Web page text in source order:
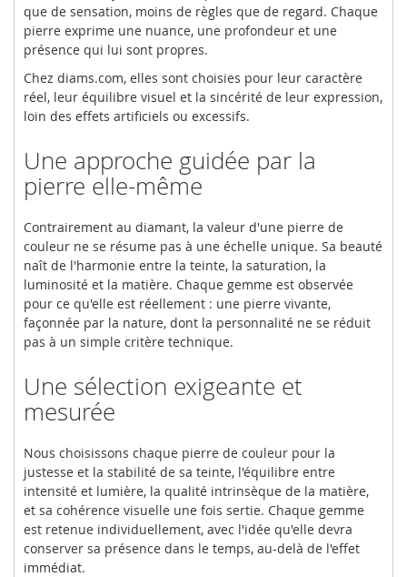
que de sensation, moins de règles que de regard. Chaque
pierre exprime une nuance, une profondeur et une
présence qui lui sont propres.
Chez diams.com, elles sont choisies pour leur caractère
réel, leur équilibre visuel et la sincérité de leur expression,
loin des effets artificiels ou excessifs.
Une approche guidée par la
pierre elle-même
Contrairement au diamant, la valeur d'une pierre de
couleur ne se résume pas à une échelle unique. Sa beauté
naît de l'harmonie entre la teinte, la saturation, la
luminosité et la matière. Chaque gemme est observée
pour ce qu'elle est réellement : une pierre vivante,
façonnée par la nature, dont la personnalité ne se réduit
pas à un simple critère technique.
Une sélection exigeante et
mesurée
Nous choisissons chaque pierre de couleur pour la
justesse et la stabilité de sa teinte, l'équilibre entre
intensité et lumière, la qualité intrinsèque de la matière,
et sa cohérence visuelle une fois sertie. Chaque gemme
est retenue individuellement, avec l'idée qu'elle devra
conserver sa présence dans le temps, au-delà de l'effet
immédiat.